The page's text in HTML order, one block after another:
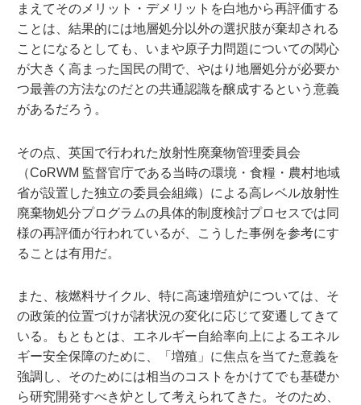
まえてそのメリット・デメリットを白地から再評価する
ことは、結果的には地層処分以外の選択肢が棄却される
ことになるとしても、いまや原子力問題についての関心
が大きく高まった国民の間で、やはり地層処分が必要か
つ最善の方法なのだとの共通認識を醸成するという意義
があるだろう。
その点、英国で行われた放射性廃棄物管理委員会
（CoRWM 監督官庁である当時の環境・食糧・農村地域
省が設置した独立の委員会組織）による高レベル放射性
廃棄物処分プログラムの具体的制度検討プロセスでは同
様の再評価が行われているが、こうした事例を参考にす
ることは有用だ。
また、核燃料サイクル、特に高速増殖炉については、そ
の政策的位置づけが諸状況の変化に応じて変遷してきて
いる。もともとは、エネルギー自給率向上によるエネル
ギー安全保障のために、「増殖」に焦点を当てた意義を
強調し、そのためには相当のコストをかけてでも基礎か
ら研究開発すべき炉として考えられてきた。そのため、